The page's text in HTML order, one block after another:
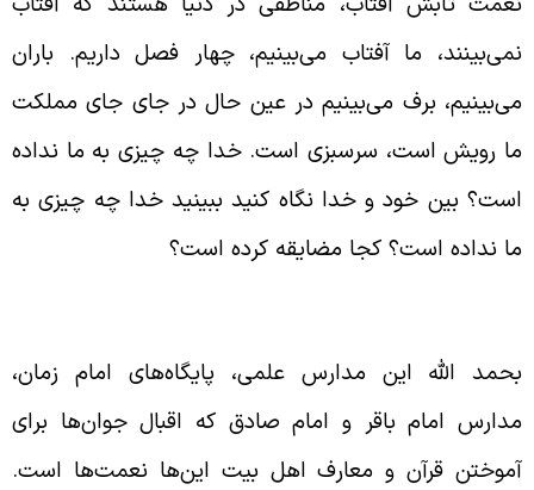
ما آفتاب می‌بینیم، چهار فصل داریم. باران
برف می‌بینیم در عین حال در جای جای مملکت
رویش است، سرسبزی است. خدا چه چیزی به ما نداده
بین خود و خدا نگاه کنید ببینید خدا چه چیزی به
نداده است؟ کجا مضایقه کرده است؟
الله این مدارس علمی، پایگاه‌های امام زمان،
امام باقر و امام صادق که اقبال جوان‌ها برای
قرآن و معارف اهل بیت این‌ها نعمت‌ها است.